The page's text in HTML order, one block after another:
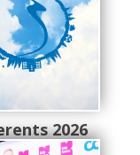
2026